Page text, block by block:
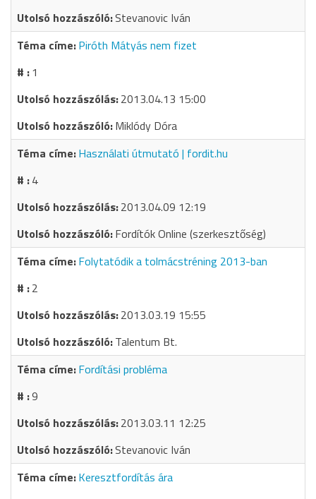
Stevanovic Iván
Piróth Mátyás nem fizet
1
2013.04.13 15:00
Miklódy Dóra
Használati útmutató | fordit.hu
4
2013.04.09 12:19
Fordítók Online (szerkesztőség)
Folytatódik a tolmácstréning 2013-ban
2
2013.03.19 15:55
Talentum Bt.
Fordítási probléma
9
2013.03.11 12:25
Stevanovic Iván
Keresztfordítás ára